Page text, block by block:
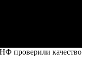
проверили качество